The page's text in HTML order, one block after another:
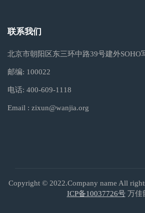
联系我们
北京市朝阳区东三环中路39号建外SOHO
邮编: 100022
电话: 400-609-1118
Email : zixun@wanjia.org
Copyright © 2022.Company name All
ICP备10037726号万佳